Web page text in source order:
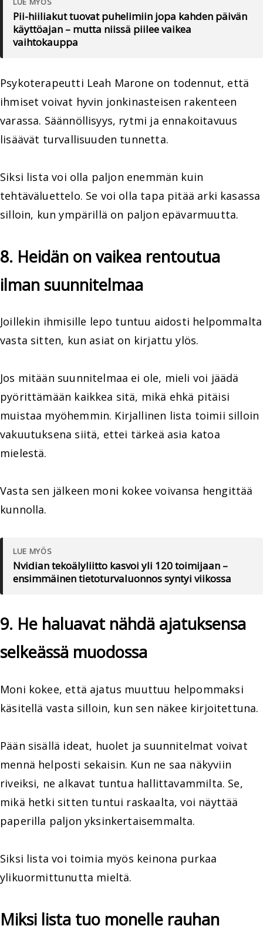
Pii-hiiliakut tuovat puhelimiin jopa kahden päivän
käyttöajan – mutta niissä piilee vaikea
vaihtokauppa
Psykoterapeutti Leah Marone on todennut, että
ihmiset voivat hyvin jonkinasteisen rakenteen
varassa. Säännöllisyys, rytmi ja ennakoitavuus
lisäävät turvallisuuden tunnetta.
Siksi lista voi olla paljon enemmän kuin
tehtäväluettelo. Se voi olla tapa pitää arki kasassa
silloin, kun ympärillä on paljon epävarmuutta.
8. Heidän on vaikea rentoutua
ilman suunnitelmaa
Joillekin ihmisille lepo tuntuu aidosti helpommalta
vasta sitten, kun asiat on kirjattu ylös.
Jos mitään suunnitelmaa ei ole, mieli voi jäädä
pyörittämään kaikkea sitä, mikä ehkä pitäisi
muistaa myöhemmin. Kirjallinen lista toimii silloin
vakuutuksena siitä, ettei tärkeä asia katoa
mielestä.
Vasta sen jälkeen moni kokee voivansa hengittää
kunnolla.
LUE MYÖS
Nvidian tekoälyliitto kasvoi yli 120 toimijaan –
ensimmäinen tietoturvaluonnos syntyi viikossa
9. He haluavat nähdä ajatuksensa
selkeässä muodossa
Moni kokee, että ajatus muuttuu helpommaksi
käsitellä vasta silloin, kun sen näkee kirjoitettuna.
Pään sisällä ideat, huolet ja suunnitelmat voivat
mennä helposti sekaisin. Kun ne saa näkyviin
riveiksi, ne alkavat tuntua hallittavammilta. Se,
mikä hetki sitten tuntui raskaalta, voi näyttää
paperilla paljon yksinkertaisemmalta.
Siksi lista voi toimia myös keinona purkaa
ylikuormittunutta mieltä.
Miksi lista tuo monelle rauhan